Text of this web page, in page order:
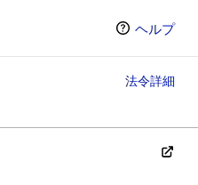
ヘルプ
法令詳細